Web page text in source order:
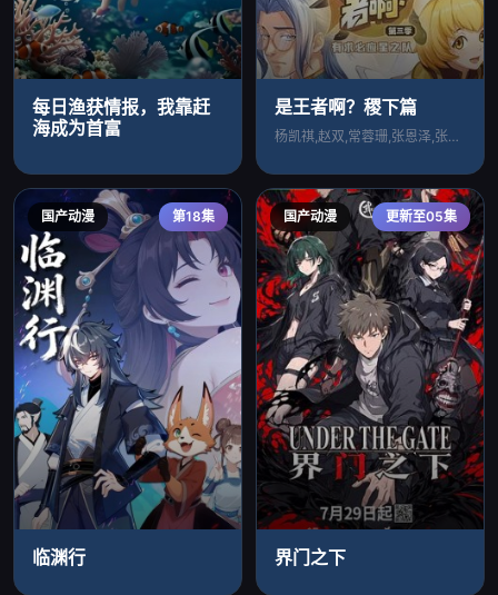
每日渔获情报，我靠赶
海成为首富
是王者啊？稷下篇
杨凯祺,赵双,常蓉珊,张恩泽,张若冰
国产动漫 第18集
临渊行
国产动漫 更新至05集
界门之下